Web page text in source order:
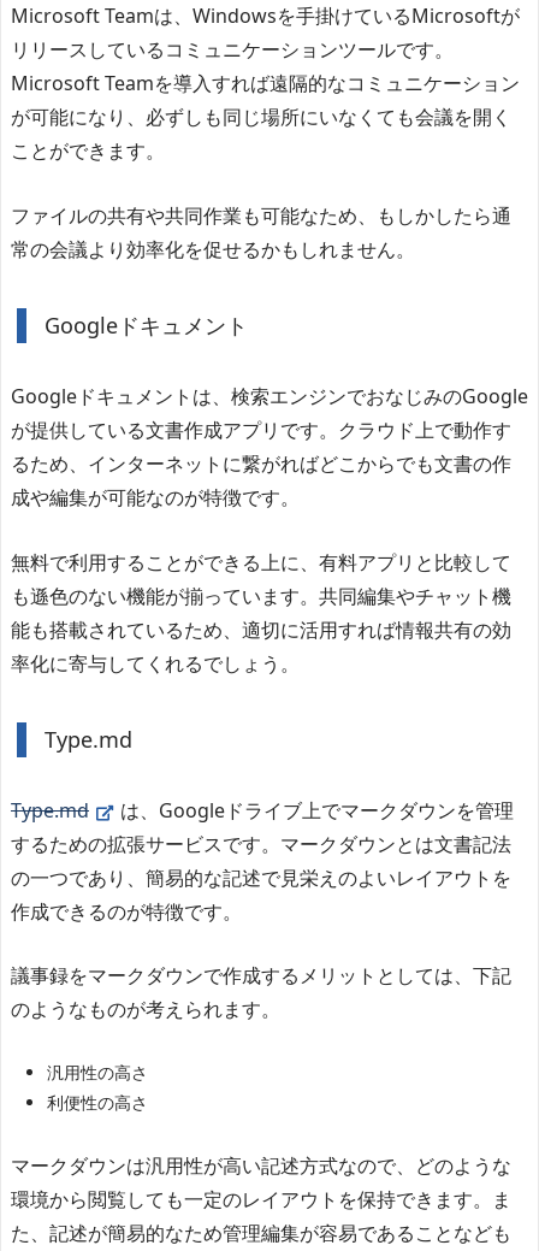
Microsoft Teamは、Windowsを手掛けているMicrosoftが
リリースしているコミュニケーションツールです。
Microsoft Teamを導入すれば遠隔的なコミュニケーション
が可能になり、必ずしも同じ場所にいなくても会議を開く
ことができます。
ファイルの共有や共同作業も可能なため、もしかしたら通
常の会議より効率化を促せるかもしれません。
Googleドキュメント
Googleドキュメントは、検索エンジンでおなじみのGoogle
が提供している文書作成アプリです。クラウド上で動作す
るため、インターネットに繋がればどこからでも文書の作
成や編集が可能なのが特徴です。
無料で利用することができる上に、有料アプリと比較して
も遜色のない機能が揃っています。共同編集やチャット機
能も搭載されているため、適切に活用すれば情報共有の効
率化に寄与してくれるでしょう。
Type.md
Type.md
は、Googleドライブ上でマークダウンを管理
するための拡張サービスです。マークダウンとは文書記法
の一つであり、簡易的な記述で見栄えのよいレイアウトを
作成できるのが特徴です。
議事録をマークダウンで作成するメリットとしては、下記
のようなものが考えられます。
汎用性の高さ
利便性の高さ
マークダウンは汎用性が高い記述方式なので、どのような
環境から閲覧しても一定のレイアウトを保持できます。ま
た、記述が簡易的なため管理編集が容易であることなども